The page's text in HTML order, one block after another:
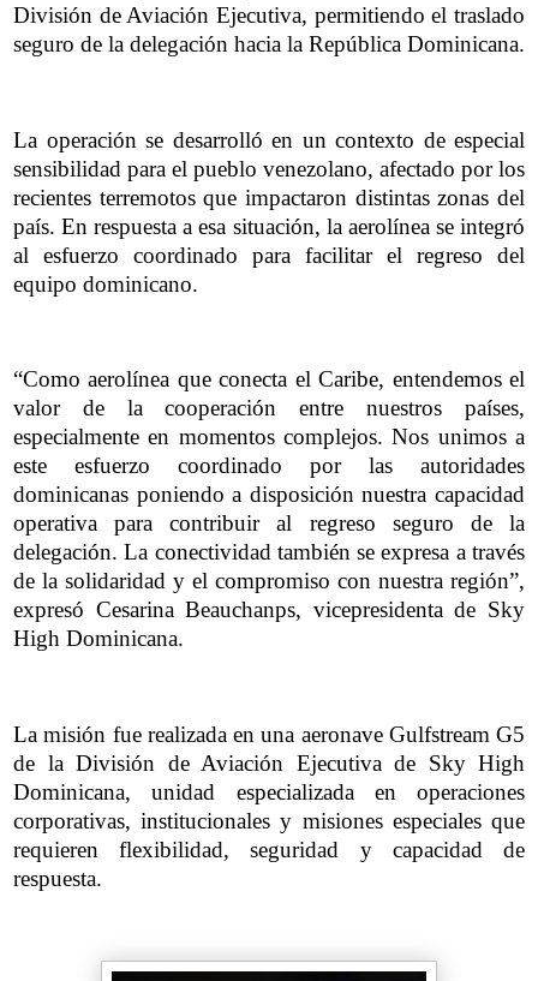
División de Aviación Ejecutiva, permitiendo el traslado
seguro de la delegación hacia la República Dominicana.
La operación se desarrolló en un contexto de especial
sensibilidad para el pueblo venezolano, afectado por los
recientes terremotos que impactaron distintas zonas del
país. En respuesta a esa situación, la aerolínea se integró
al esfuerzo coordinado para facilitar el regreso del
equipo dominicano.
“Como aerolínea que conecta el Caribe, entendemos el
valor de la cooperación entre nuestros países,
especialmente en momentos complejos. Nos unimos a
este esfuerzo coordinado por las autoridades
dominicanas poniendo a disposición nuestra capacidad
operativa para contribuir al regreso seguro de la
delegación. La conectividad también se expresa a través
de la solidaridad y el compromiso con nuestra región”,
expresó Cesarina Beauchanps, vicepresidenta de Sky
High Dominicana.
La misión fue realizada en una aeronave Gulfstream G5
de la División de Aviación Ejecutiva de Sky High
Dominicana, unidad especializada en operaciones
corporativas, institucionales y misiones especiales que
requieren flexibilidad, seguridad y capacidad de
respuesta.